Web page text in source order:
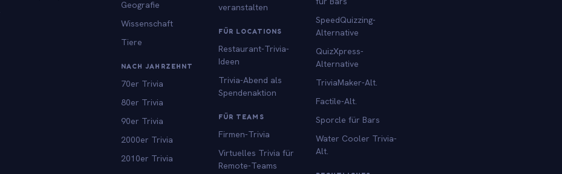
Geografie
Wissenschaft
Tiere
NACH JAHRZEHNT
70er Trivia
80er Trivia
90er Trivia
2000er Trivia
2010er Trivia
veranstalten
FÜR LOCATIONS
Restaurant-Trivia-
Ideen
Trivia-Abend als
Spendenaktion
FÜR TEAMS
Firmen-Trivia
Virtuelles Trivia für
Remote-Teams
SpeedQuizzing-
Alternative
QuizXpress-
Alternative
TriviaMaker-Alt.
Factile-Alt.
Sporcle für Bars
Water Cooler Trivia-
Alt.